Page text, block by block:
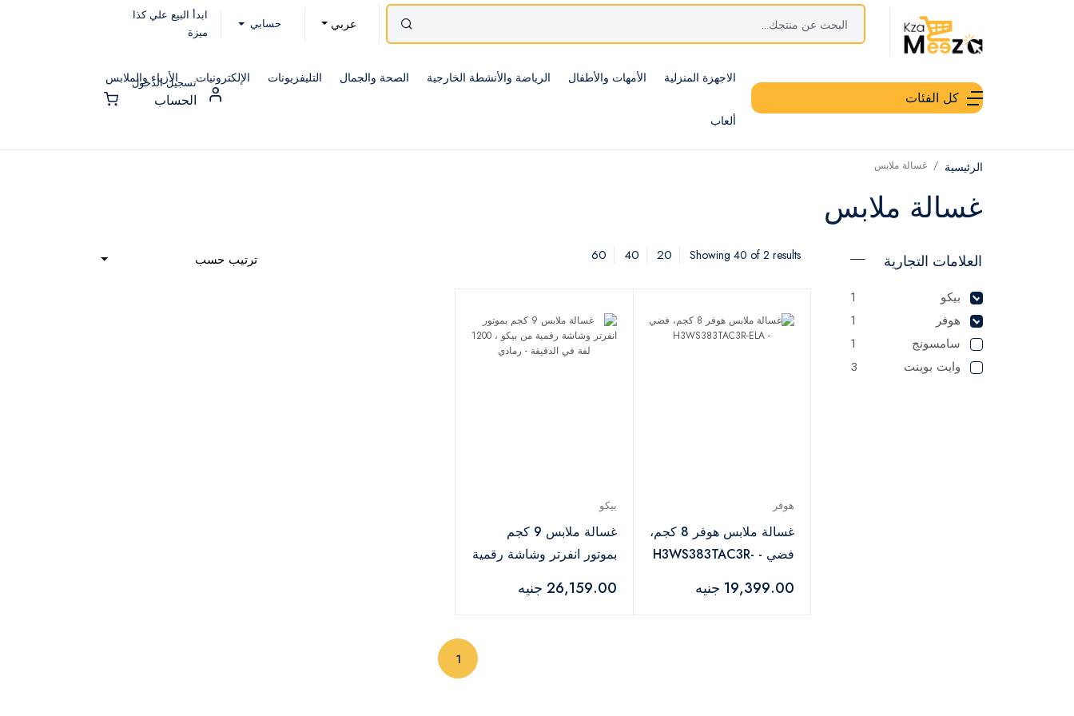
عربي حسابي
ابدأ البيع علي كذا
ميزة
كل الفئات
الاجهزة المنزلية الأمهات والأطفال الرياضة والأنشطة الخارجية الصحة والجمال التليفزيونات الإلكترونيات الأزياء والملابس
ألعاب
تسجيل الدخول
الحساب
الرئيسية غسالة ملابس
غسالة ملابس
العلامات التجارية
بيكو
1
هوفر
1
سامسونج
1
وايت بوينت
3
Showing 40 of 2 results
20
40
60 ترتيب حسب
هوفر
غسالة ملابس هوفر 8 كجم،
فضي - H3WS383TAC3R-
19,399.00 جنيه
بيكو
غسالة ملابس 9 كجم
بموتور انفرتر وشاشة رقمية
الدقيقة - رمادي
26,159.00 جنيه
1